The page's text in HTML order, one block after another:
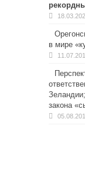
в мире
закона